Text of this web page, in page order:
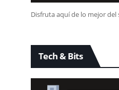
Disfruta aquí de lo mejor
Tech & Bits